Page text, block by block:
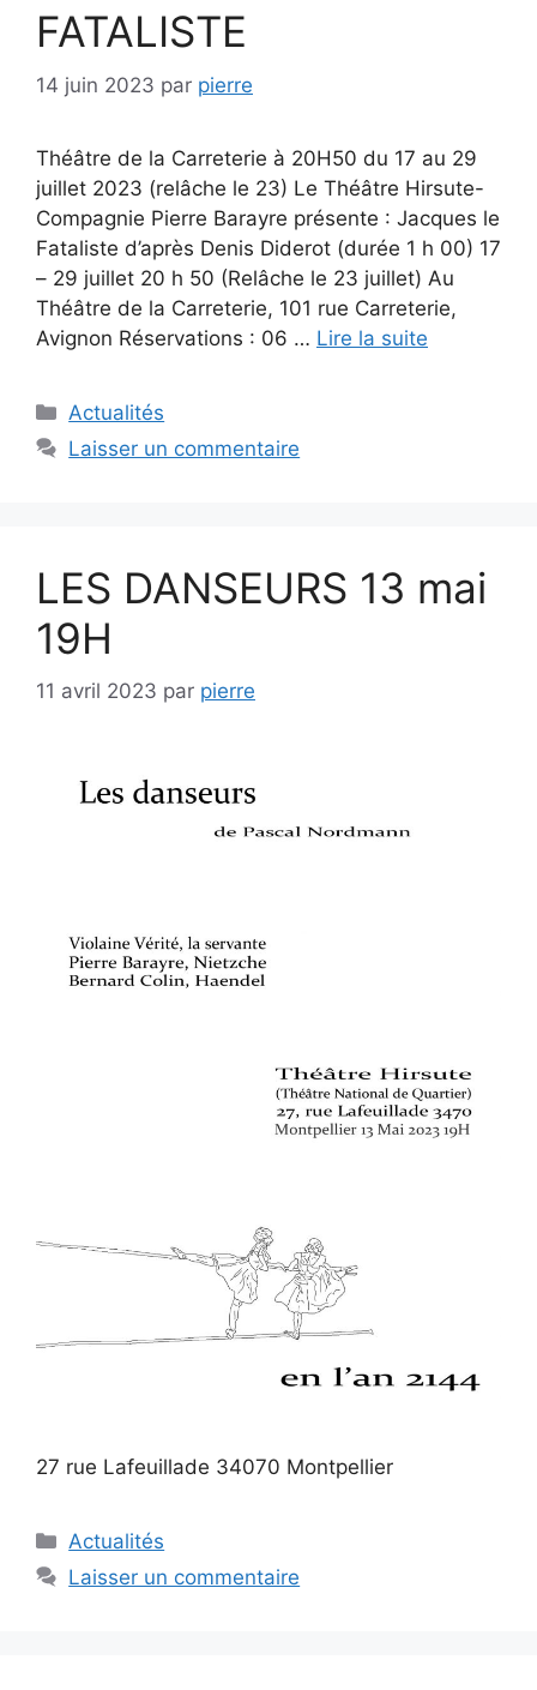
FATALISTE
14 juin 2023 par pierre
Théâtre de la Carreterie à 20H50 du 17 au 29
juillet 2023 (relâche le 23) Le Théâtre Hirsute-
Compagnie Pierre Barayre présente : Jacques le
Fataliste d’après Denis Diderot (durée 1 h 00) 17
– 29 juillet 20 h 50 (Relâche le 23 juillet) Au
Théâtre de la Carreterie, 101 rue Carreterie,
Avignon Réservations : 06 … Lire la suite
Catégories
Actualités
Laisser un commentaire
LES DANSEURS 13 mai
19H
11 avril 2023 par pierre
27 rue Lafeuillade 34070 Montpellier
Catégories
Actualités
Laisser un commentaire